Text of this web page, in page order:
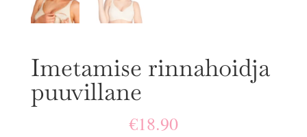
Imetamise rinnahoidja
puuvillane
€18.90